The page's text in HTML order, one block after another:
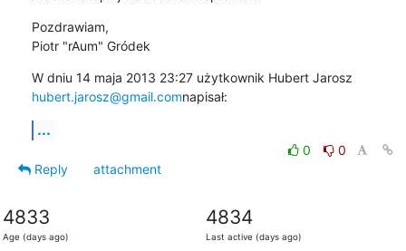
Pozdrawiam,
Piotr "rAum" Gródek
hubert.jarosz@gmail.comnapisał:
...
0
0
Reply
attachment
4833
Age (days ago)
4834
Last active (days ago)